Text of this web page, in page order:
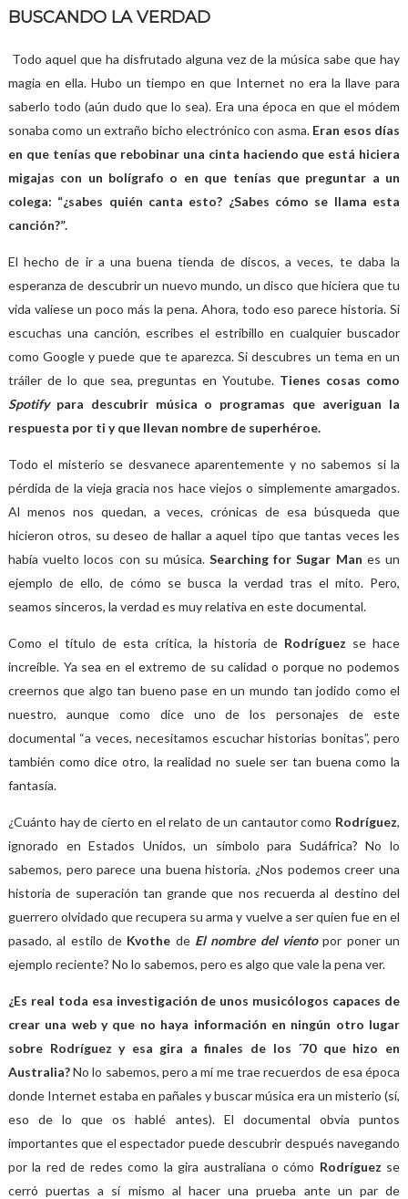
BUSCANDO LA VERDAD
Todo aquel que ha disfrutado alguna vez de la música sabe que hay
magia en ella. Hubo un tiempo en que Internet no era la llave para
saberlo todo (aún dudo que lo sea). Era una época en que el módem
sonaba como un extraño bicho electrónico con asma. Eran esos días
en que tenías que rebobinar una cinta haciendo que está hiciera
migajas con un bolígrafo o en que tenías que preguntar a un
colega: “¿sabes quién canta esto? ¿Sabes cómo se llama esta
canción?”.
El hecho de ir a una buena tienda de discos, a veces, te daba la
esperanza de descubrir un nuevo mundo, un disco que hiciera que tu
vida valiese un poco más la pena. Ahora, todo eso parece historia. Si
escuchas una canción, escribes el estribillo en cualquier buscador
como Google y puede que te aparezca. Si descubres un tema en un
tráiler de lo que sea, preguntas en Youtube. Tienes cosas como
Spotifypara descubrir música o programas que averiguan la
respuesta por ti y que llevan nombre de superhéroe.
Todo el misterio se desvanece aparentemente y no sabemos si la
pérdida de la vieja gracia nos hace viejos o simplemente amargados.
Al menos nos quedan, a veces, crónicas de esa búsqueda que
hicieron otros, su deseo de hallar a aquel tipo que tantas veces les
había vuelto locos con su música.Searching for Sugar Man es un
ejemplo de ello, de cómo se busca la verdad tras el mito. Pero,
seamos sinceros, la verdad es muy relativa en este documental.
Como el título de esta crítica, la historia de Rodríguez se hace
increíble. Ya sea en el extremo de su calidad o porque no podemos
creernos que algo tan bueno pase en un mundo tan jodido como el
nuestro, aunque como dice uno de los personajes de este
documental “a veces, necesitamos escuchar historias bonitas”, pero
también como dice otro, la realidad no suele ser tan buena como la
fantasía.
¿Cuánto hay de cierto en el relato de un cantautor como Rodríguez,
ignorado en Estados Unidos, un símbolo para Sudáfrica? No lo
sabemos, pero parece una buena historia. ¿Nos podemos creer una
historia de superación tan grande que nos recuerda al destino del
guerrero olvidado que recupera su arma y vuelve a ser quien fue en el
pasado, al estilo de Kvothe de El nombre del vientopor poner un
ejemplo reciente? No lo sabemos, pero es algo que vale la pena ver.
¿Es real toda esa investigación de unos musicólogos capaces de
crear una web y que no haya información en ningún otro lugar
sobre Rodríguez y esa gira a finales de los ´70 que hizo en
Australia?No lo sabemos, pero a mí me trae recuerdos de esa época
donde Internet estaba en pañales y buscar música era un misterio (sí,
eso de lo que os hablé antes). El documental obvia puntos
importantes que el espectador puede descubrir después navegando
por la red de redes como la gira australiana o cómo Rodríguez se
cerró puertas a sí mismo al hacer una prueba ante un par de